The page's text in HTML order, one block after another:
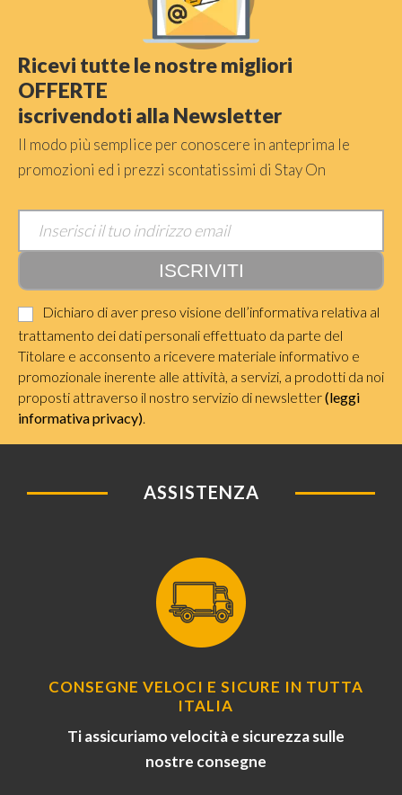
Ricevi tutte le nostre migliori
OFFERTE
iscrivendoti alla Newsletter
Il modo più semplice per conoscere in anteprima le
promozioni ed i prezzi scontatissimi di Stay On
Dichiaro di aver preso visione dell’informativa relativa al
trattamento dei dati personali effettuato da parte del
Titolare e acconsento a ricevere materiale informativo e
promozionale inerente alle attività, a servizi, a prodotti da noi
proposti attraverso il nostro servizio di newsletter(leggi
informativa privacy).
ASSISTENZA
CONSEGNE VELOCI E SICURE IN TUTTA
ITALIA
Ti assicuriamo velocità e sicurezza sulle
nostre consegne